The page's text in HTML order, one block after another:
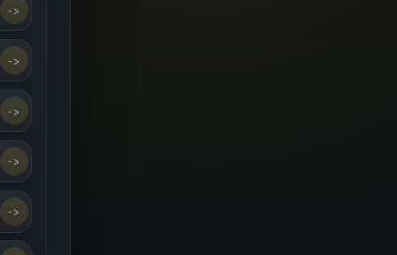
->
->
->
->
->